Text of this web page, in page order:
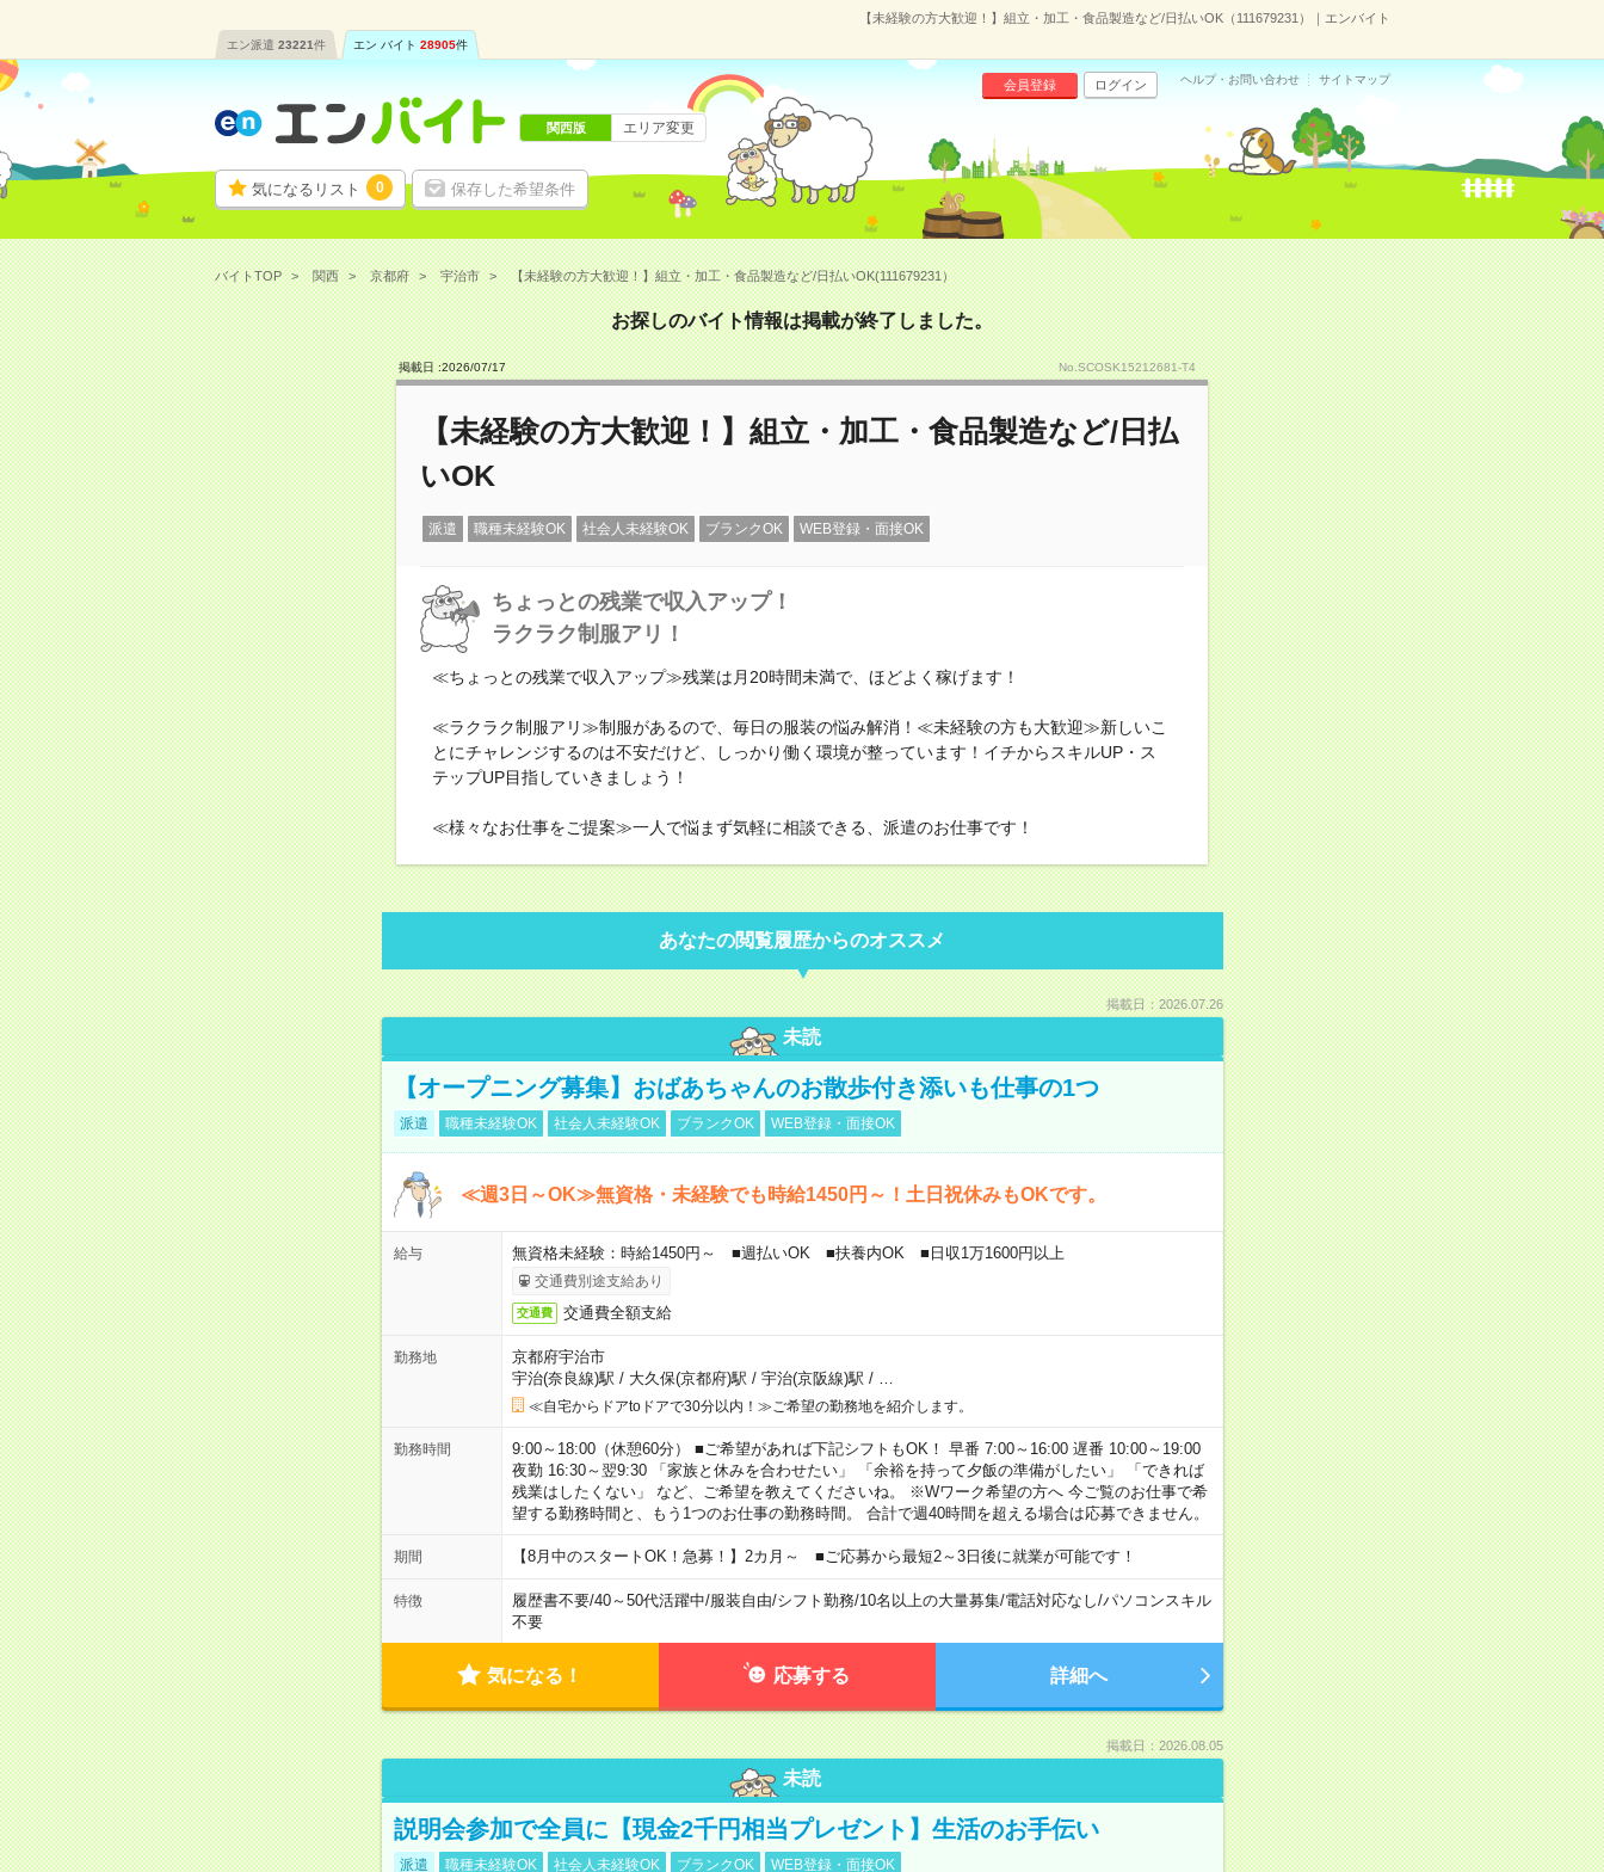
【未経験の方大歓迎！】組立・加工・食品製造など/日払いOK（111679231）｜エンバイト
エン派遣 23221件 エン バイト 28905件
気になるリスト 0 保存した希望条件
会員登録 ログイン ヘルプ・お問い合わせ サイトマップ
関西版 エリア変更
バイトTOP 関西 京都府 宇治市 【未経験の方大歓迎！】組立・加工・食品製造など/日払いOK(111679231）
お探しのバイト情報は掲載が終了しました。
掲載日 :2026/07/17 No.SCOSK15212681-T4
【未経験の方大歓迎！】組立・加工・食品製造など/日払
いOK
派遣 職種未経験OK 社会人未経験OK ブランクOK WEB登録・面接OK
ちょっとの残業で収入アップ！
ラクラク制服アリ！
≪ちょっとの残業で収入アップ≫残業は月20時間未満で、ほどよく稼げます！
≪ラクラク制服アリ≫制服があるので、毎日の服装の悩み解消！≪未経験の方も大歓迎≫新しいこ
とにチャレンジするのは不安だけど、しっかり働く環境が整っています！イチからスキルUP・ス
テップUP目指していきましょう！
≪様々なお仕事をご提案≫一人で悩まず気軽に相談できる、派遣のお仕事です！
あなたの閲覧履歴からのオススメ
掲載日：2026.07.26
未読
【オープニング募集】おばあちゃんのお散歩付き添いも仕事の1つ
派遣 職種未経験OK 社会人未経験OK ブランクOK WEB登録・面接OK
≪週3日～OK≫無資格・未経験でも時給1450円～！土日祝休みもOKです。
給与 無資格未経験：時給1450円～ ■週払いOK ■扶養内OK ■日収1万1600円以上
交通費別途支給あり
交通費 交通費全額支給
勤務地
京都府宇治市
宇治(奈良線)駅 / 大久保(京都府)駅 / 宇治(京阪線)駅 /
≪自宅からドアtoドアで30分以内！≫ご希望の勤務地を紹介します。
勤務時間
9:00～18:00（休憩60分） ■ご希望があれば下記シフトもOK！ 早番 7:00～16:00 遅番 10:00～19:00
夜勤 16:30～翌9:30 「家族と休みを合わせたい」 「余裕を持って夕飯の準備がしたい」 「できれば
残業はしたくない」 など、ご希望を教えてくださいね。 ※Wワーク希望の方へ 今ご覧のお仕事で希
望する勤務時間と、もう1つのお仕事の勤務時間。 合計で週40時間を超える場合は応募できません。
期間 【8月中のスタートOK！急募！】2カ月～ ■ご応募から最短2～3日後に就業が可能です！
特徴 履歴書不要/40～50代活躍中/服装自由/シフト勤務/10名以上の大量募集/電話対応なし/パソコンスキル
不要
気になる！ 応募する 詳細へ
掲載日：2026.08.05
未読
説明会参加で全員に【現金2千円相当プレゼント】生活のお手伝い
派遣 職種未経験OK 社会人未経験OK ブランクOK WEB登録・面接OK